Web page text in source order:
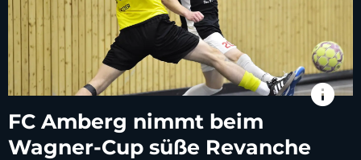
info
FC Amberg nimmt beim
Wagner-Cup süße Revanche